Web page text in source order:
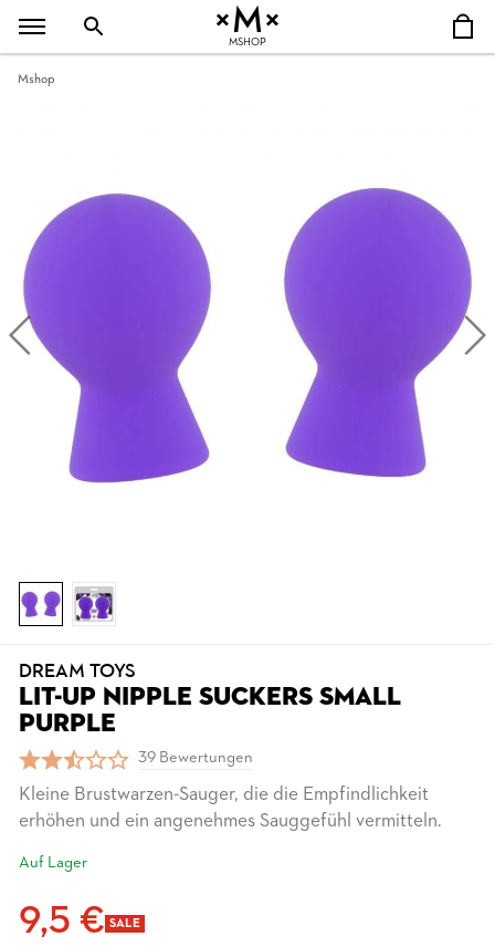
MSHOP
Mshop
DREAM TOYS
LIT-UP NIPPLE SUCKERS SMALL
PURPLE
39 Bewertungen
Kleine Brustwarzen-Sauger, die die Empfindlichkeit
erhöhen und ein angenehmes Sauggefühl vermitteln.
Auf Lager
9,5 € SALE